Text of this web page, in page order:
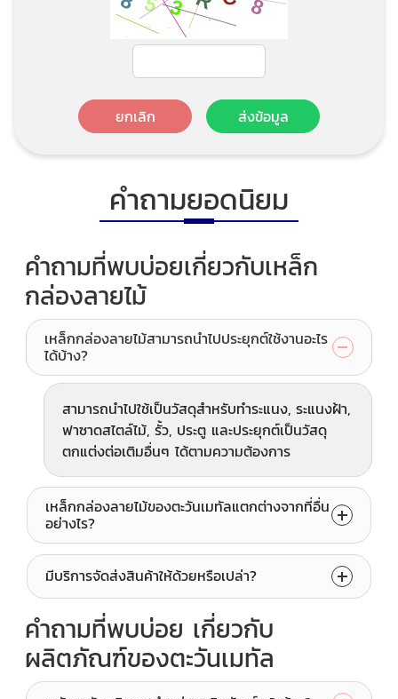
ยกเลิก ส่งข้อมูล
คำถามยอดนิยม
คำถามที่พบบ่อยเกี่ยวกับเหล็ก
กล่องลายไม้
เหล็กกล่องลายไม้สามารถนำไปประยุกต์ใช้งานอะไร
ได้บ้าง?
สามารถนำไปใช้เป็นวัสดุสำหรับทำระแนง, ระแนงฝ้า,
ฟาซาดสไตล์ไม้, รั้ว, ประตู และประยุกต์เป็นวัสดุ
ตกแต่งต่อเติมอื่นๆ ได้ตามความต้องการ
เหล็กกล่องลายไม้ของตะวันเมทัลแตกต่างจากที่อื่น
อย่างไร?
มีบริการจัดส่งสินค้าให้ด้วยหรือเปล่า?
คำถามที่พบบ่อย เกี่ยวกับ
ผลิตภัณฑ์ของตะวันเมทัล